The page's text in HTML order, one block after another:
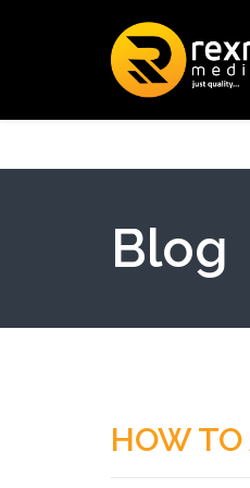
Blog
HOW TO